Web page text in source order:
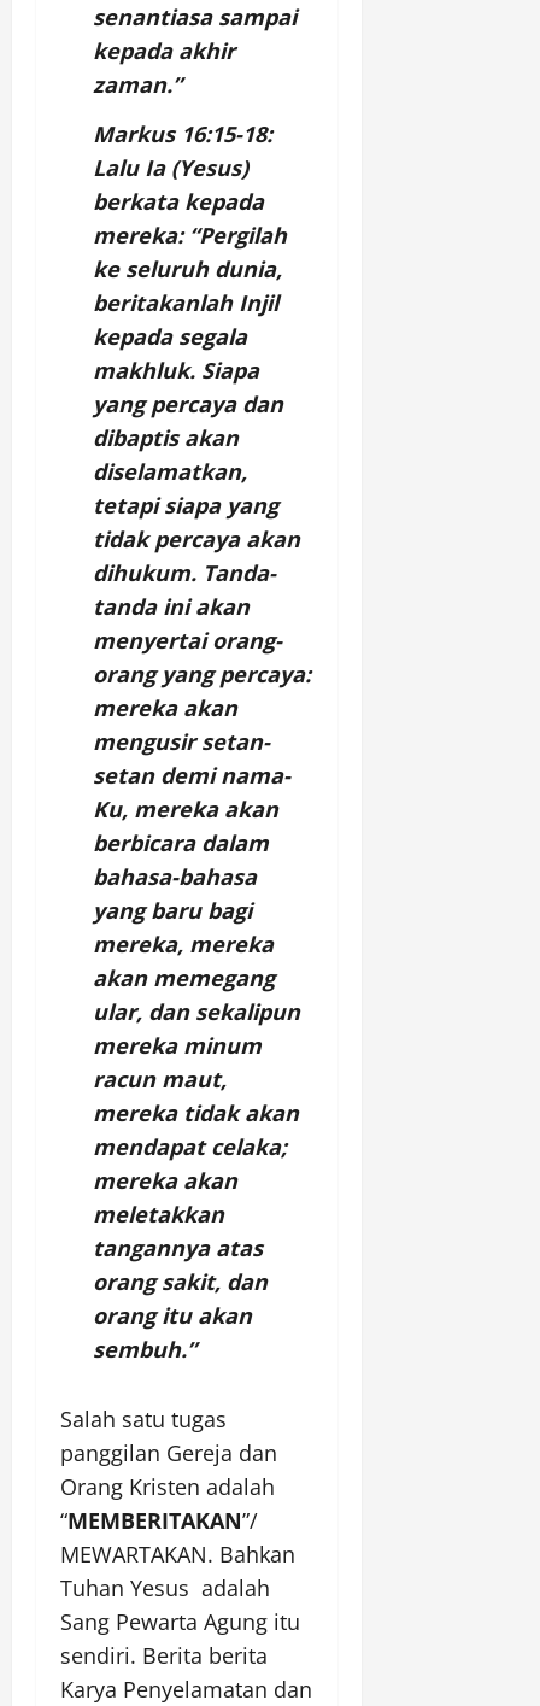
senantiasa sampai
kepada akhir
zaman.”
Markus 16:15-18:
Lalu Ia (Yesus)
berkata kepada
mereka: “Pergilah
ke seluruh dunia,
beritakanlah Injil
kepada segala
makhluk. Siapa
yang percaya dan
dibaptis akan
diselamatkan,
tetapi siapa yang
tidak percaya akan
dihukum. Tanda-
tanda ini akan
menyertai orang-
orang yang percaya:
mereka akan
mengusir setan-
setan demi nama-
Ku, mereka akan
berbicara dalam
bahasa-bahasa
yang baru bagi
mereka, mereka
akan memegang
ular, dan sekalipun
mereka minum
racun maut,
mereka tidak akan
mendapat celaka;
mereka akan
meletakkan
tangannya atas
orang sakit, dan
orang itu akan
sembuh.”
Salah satu tugas
panggilan Gereja dan
Orang Kristen adalah
“MEMBERITAKAN”/
MEWARTAKAN. Bahkan
Tuhan Yesus adalah
Sang Pewarta Agung itu
sendiri. Berita berita
Karya Penyelamatan dan